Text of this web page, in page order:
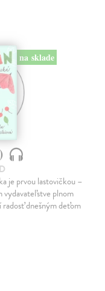
na sklade
je prvou lastovičkou –
vydavateľstve plnom
dnešným deťom